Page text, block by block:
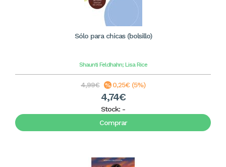
Sólo para chicas (bolsillo)
Shaunti Feldhahn; Lisa Rice
4,99€ 0,25€ (5%)
4,74€
Stock: -
Comprar